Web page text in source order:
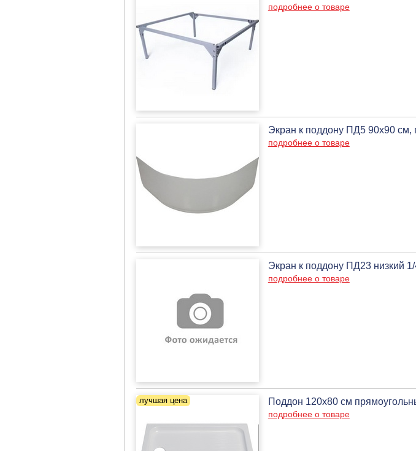
подробнее о товаре
Экран к поддону ПД5 90х90 см,
подробнее о товаре
Экран к поддону ПД23 низкий 1/
подробнее о товаре
Поддон 120х80 см
подробнее о товаре